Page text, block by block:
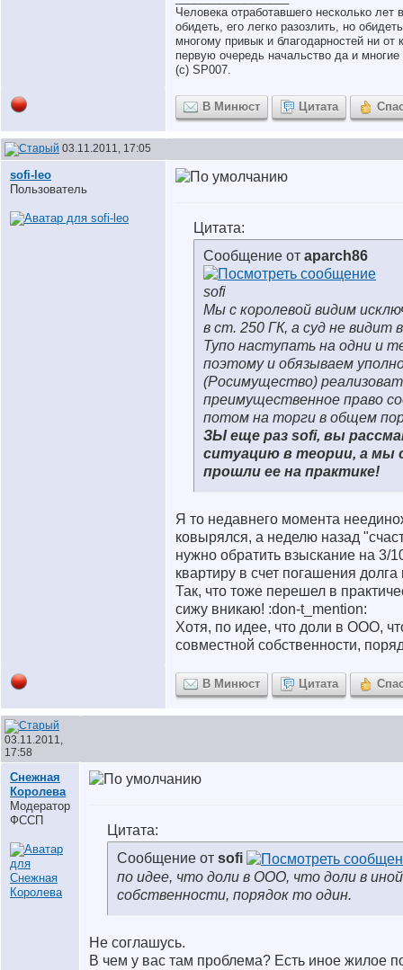
Человека отработавшего несколько
обидеть, его легко разозлить, но
многому привык и благодарностей ни от
первую очередь начальство да и многие
(с) SP007.
В Минюст Цитата
03.11.2011, 17:05
sofi-leo
Пользователь
Цитата:
Сообщение от aparch86
sofi
Мы с королевой видим
в ст. 250 ГК, а суд не видит
Тупо наступать на одни и
поэтому и обязываем
(Росимущество)
преимущественное право
потом на торги в общем
ЗЫ еще раз sofi, вы
ситуацию в теории, а мы
прошли ее на практике!
Я то недавнего момента
ковырялся, а неделю назад
нужно обратить взыскание на 3/
квартиру в счет погашения
Так, что тоже перешел в
сижу вникаю! :don-t_mention:
Хотя, по идее, что доли в ООО,
совместной собственности,
В Минюст Цитата
03.11.2011,
17:58
Снежная
Королева
Модератор
ФССП
Цитата:
Сообщение от sofi
по идее, что доли в ООО, что доли в
собственности, порядок то один.
Не соглашусь.
В чем у вас там проблема? Есть иное жилое